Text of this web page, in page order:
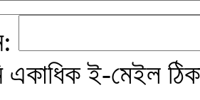
ই-মেইল